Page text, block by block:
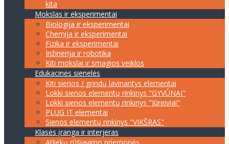
kita
Mokslas ir eksperimentai
Biologija ir eksperimentai
Chemija ir eksperimentai
Fizika ir eksperimentai
Inžinerija ir robotika
Kiti mokslai ir smagios veiklos
Edukacinės sienelės
Kiti sienos / grindų lavinantys elementai
Lokki sienos elementų rinkinys "GYVŪNAI"
Lokki sienos elementų rinkinys "Jūreiviai"
PLUG IT elementai
Sienos elementų rinkinys "VIKŠRAS"
Klasės įranga ir interjeras
Atliekų rūšiavimo priemonės